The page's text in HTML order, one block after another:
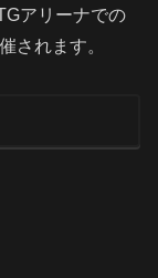
アリーナでの
されます。